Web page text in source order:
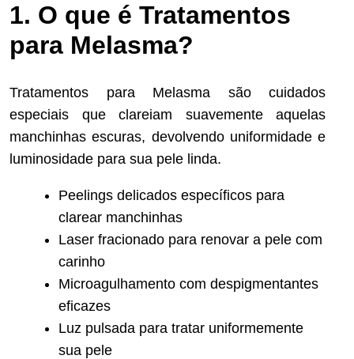
1. O que é Tratamentos
para Melasma?
Tratamentos para Melasma são cuidados
especiais que clareiam suavemente aquelas
manchinhas escuras, devolvendo uniformidade e
luminosidade para sua pele linda.
Peelings delicados específicos para
clarear manchinhas
Laser fracionado para renovar a pele com
carinho
Microagulhamento com despigmentantes
eficazes
Luz pulsada para tratar uniformemente
sua pele